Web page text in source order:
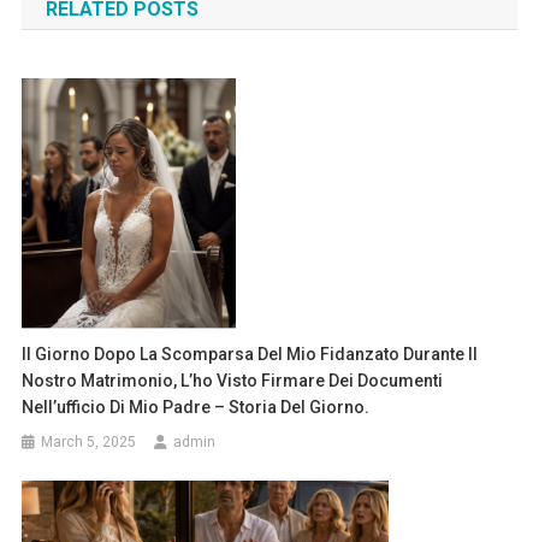
RELATED POSTS
Il Giorno Dopo La Scomparsa Del Mio Fidanzato Durante Il
Nostro Matrimonio, L’ho Visto Firmare Dei Documenti
Nell’ufficio Di Mio Padre – Storia Del Giorno.
March 5, 2025 admin